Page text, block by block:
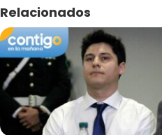
Relacionados